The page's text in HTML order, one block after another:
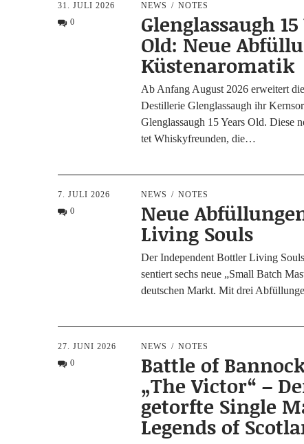
31. JULI 2026
0
NEWS NOTES
Glenglassaugh
Old: Neue
Küstenaromatik
Ab Anfang August 2026 erwei­tert
Destil­le­rie Glen­glas­saugh ihr
Glen­glas­saugh 15 Years Old. Die­se
tet Whis­ky­freun­den, die…
7. JULI 2026
0
NEWS NOTES
Neue
Living Souls
Der Inde­pen­dent Bot­t­ler Living
sen­tiert sechs neue „Small Batch
deut­schen Markt. Mit drei
27. JUNI 2026
0
NEWS NOTES
Battle of
„The Victor“ –
getorfte Single
Legends of